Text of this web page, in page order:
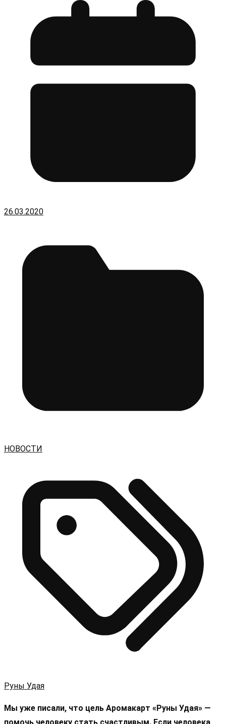
26.03.2020
НОВОСТИ
Руны Удая
Мы уже писали, что цель Аромакарт «Руны Удая» —